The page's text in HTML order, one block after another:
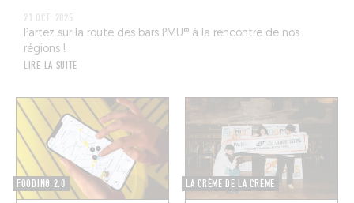
21 OCT. 2025
Partez sur la route des bars PMU® à la rencontre de nos
régions !
LIRE LA SUITE
FOODING 2.0 LA CRÈME DE LA CRÈME